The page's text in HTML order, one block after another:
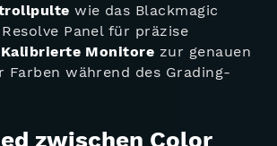
wie das Blackmagic
Panel für präzise
Kalibrierte Monitore zur genauen
Farben während des Grading-
zwischen Color